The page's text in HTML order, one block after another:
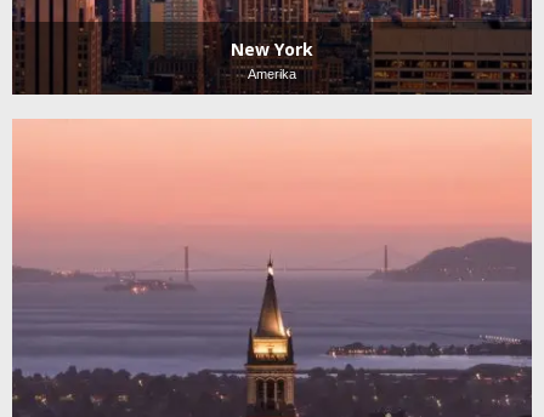
New York
Amerika